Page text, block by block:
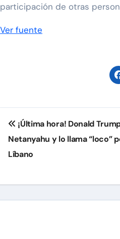
participación de otras
Ver fuente
Navegación
de
entradas
¡Última hora! Donald
Netanyahu y lo llama “loco”
Líbano